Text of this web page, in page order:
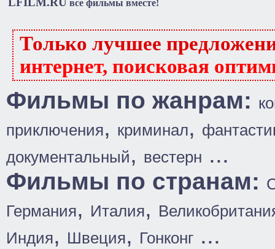
все фильмы вместе!
Только лучшее
интернет, поисковая
Фильмы по жанрам:
приключения, криминал,
документальный, вестерн ...
Фильмы по странам:
Германия, Италия,
Индия, Швеция, Гонконг ...